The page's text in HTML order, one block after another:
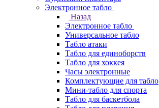
Электронное табло
Назад
Электронное табло
Универсальное табло
Табло атаки
Табло для единоборств
Табло для хоккея
Часы электронные
Комплектующие для табло
Мини-табло для спорта
Табло для баскетбола